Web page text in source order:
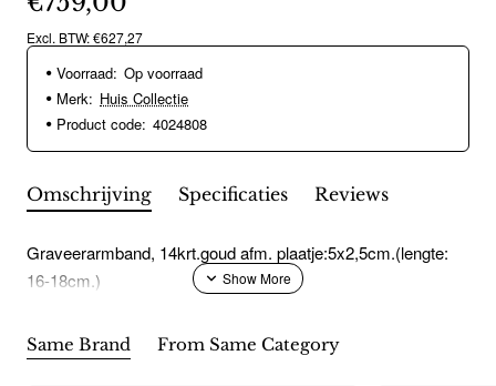
Excl. BTW: €627,27
Voorraad: Op voorraad
Merk: Huis Collectie
Product code: 4024808
Omschrijving Specificaties Reviews
Graveerarmband, 14krt.goud afm. plaatje:5x2,5cm.(lengte:
16-18cm.)
Same Brand From Same Category